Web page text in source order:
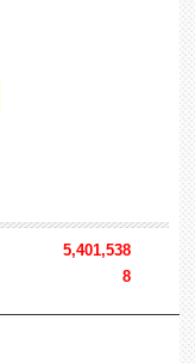
5,401,538
8